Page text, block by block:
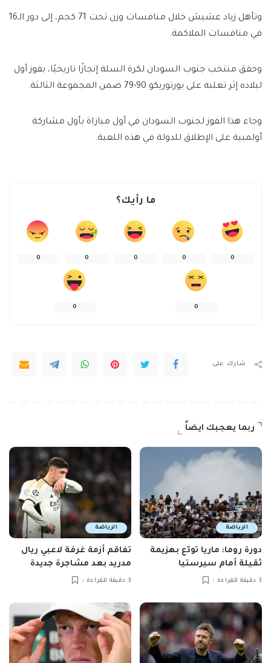
وتأهل زياد عشيش خلال منافسات وزن تحت 71 كجم، إلى دور الـ16
في منافسات الملاكمة.
وحقق منتخب جنوب السودان لكرة السلة إنجازًا تاريخيًا، بفوز أول
لبلاده إثر تغلبه على بورتوريكو 90-79 ضمن المجموعة الثالثة.
وجاء هذا الفوز لجنوب السودان في أول مباراة بأول مشاركة
أولمبية على الإطلاق للدولة في هذه اللعبة.
ما رأيك؟
0
0
0
0
0
0
0
شارك على
ربما يعجبك ايضاً
الرياضة
دورة روما: ماريا تودّع بهزيمة
ثقيلة أمام سيرستيا
3 دقيقة للقراءة
الرياضة
تفاقم أزمة غرفة لاعبي ريال
مدريد بعد مشاجرة جديدة
3 دقيقة للقراءة